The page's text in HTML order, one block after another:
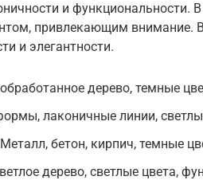
и функциональности.
привлекающим внимание.
и элегантности.
дерево, темные
лаконичные линии,
бетон, кирпич, темные
дерево, светлые цвета,